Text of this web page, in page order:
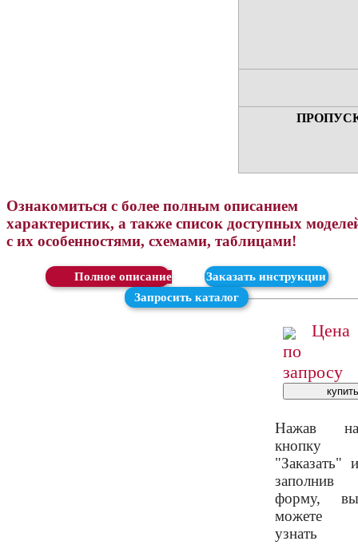
Ознакомиться с более полным описанием
характеристик, а также список доступных
с их особенностями, схемами, таблицами!
Скачать
Заказать инструкции
Запросить каталог
Цена
по
запросу
Нажав на
кнопку
"Заказать" и
заполнив
форму, вы
можете
узнать